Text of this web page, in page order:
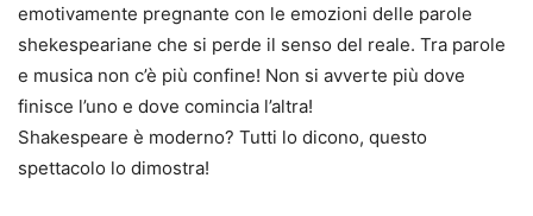
emotivamente pregnante con le emozioni delle parole
shekespeariane che si perde il senso del reale. Tra parole
e musica non c’è più confine! Non si avverte più dove
finisce l’uno e dove comincia l’altra!
Shakespeare è moderno? Tutti lo dicono, questo
spettacolo lo dimostra!